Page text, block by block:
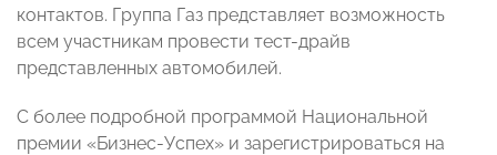
контактов. Группа Газ представляет возможность
всем участникам провести тест-драйв
представленных автомобилей.
С более подробной программой Национальной
премии «Бизнес-Успех» и зарегистрироваться на